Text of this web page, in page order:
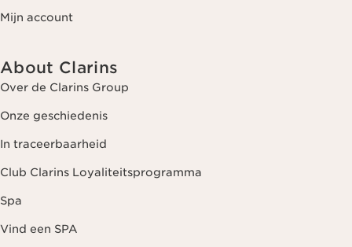
Mijn account
About Clarins
Over de Clarins Group
Onze geschiedenis
In traceerbaarheid
Club Clarins Loyaliteitsprogramma
Spa
Vind een SPA